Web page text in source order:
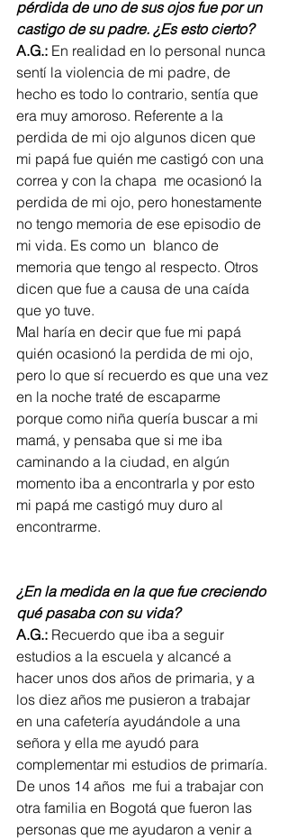
pérdida de uno de sus ojos fue por un
castigo de su padre. ¿Es esto cierto?
A.G.: En realidad en lo personal nunca
sentí la violencia de mi padre, de
hecho es todo lo contrario, sentía que
era muy amoroso. Referente a la
perdida de mi ojo algunos dicen que
mi papá fue quién me castigó con una
correa y con la chapa  me ocasionó la
perdida de mi ojo, pero honestamente
no tengo memoria de ese episodio de
mi vida. Es como un  blanco de
memoria que tengo al respecto. Otros
dicen que fue a causa de una caída
que yo tuve.
Mal haría en decir que fue mi papá
quién ocasionó la perdida de mi ojo,
pero lo que sí recuerdo es que una vez
en la noche traté de escaparme
porque como niña quería buscar a mi
mamá, y pensaba que si me iba
caminando a la ciudad, en algún
momento iba a encontrarla y por esto
mi papá me castigó muy duro al
encontrarme.
¿En la medida en la que fue creciendo
qué pasaba con su vida?
A.G.: Recuerdo que iba a seguir
estudios a la escuela y alcancé a
hacer unos dos años de primaria, y a
los diez años me pusieron a trabajar
en una cafetería ayudándole a una
señora y ella me ayudó para
complementar mi estudios de primaría.
De unos 14 años  me fui a trabajar con
otra familia en Bogotá que fueron las
personas que me ayudaron a venir a